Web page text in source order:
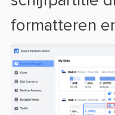
formatteren